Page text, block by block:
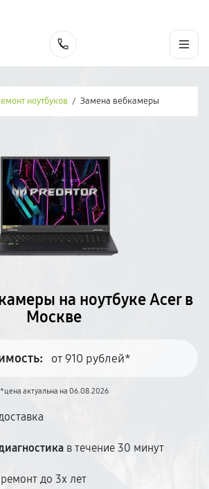
ноутбуков / Замена вебкамеры
на ноутбуке Acer в
Москве
от 910 рублей*
*цена актуальна на 06.08.2026
в течение 30 минут
до 3х лет